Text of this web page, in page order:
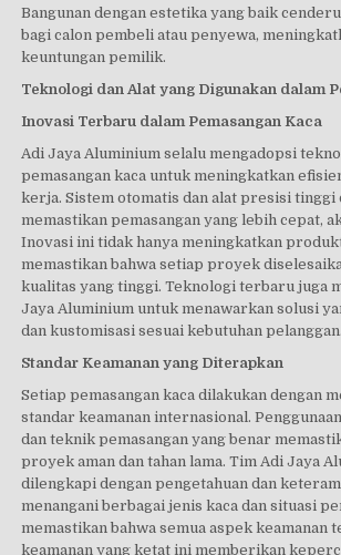
Bangunan dengan estetika yang baik
bagi calon pembeli atau penyewa,
keuntungan pemilik.
Teknologi dan Alat yang Digunakan dalam
Inovasi Terbaru dalam Pemasangan Kaca
Adi Jaya Aluminium selalu mengadopsi
pemasangan kaca untuk meningkatkan
kerja. Sistem otomatis dan alat presisi tinggi
memastikan pemasangan yang lebih cepat,
Inovasi ini tidak hanya meningkatkan
memastikan bahwa setiap proyek
kualitas yang tinggi. Teknologi terbaru juga
Jaya Aluminium untuk menawarkan solusi
dan kustomisasi sesuai kebutuhan pelanggan.
Standar Keamanan yang Diterapkan
Setiap pemasangan kaca dilakukan dengan
standar keamanan internasional.
dan teknik pemasangan yang benar
proyek aman dan tahan lama. Tim Adi Jaya
dilengkapi dengan pengetahuan dan
menangani berbagai jenis kaca dan situasi
memastikan bahwa semua aspek keamanan
keamanan yang ketat ini memberikan